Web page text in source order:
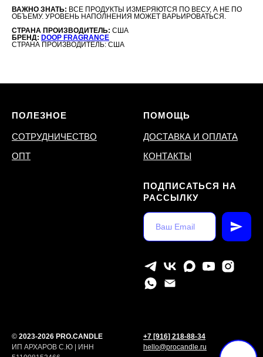
ВАЖНО ЗНАТЬ: ВСЕ ПРОДУКТЫ ИЗМЕРЯЮТСЯ ПО ВЕСУ, А НЕ ПО
ОБЪЕМУ. УРОВЕНЬ НАПОЛНЕНИЯ МОЖЕТ ВАРЬИРОВАТЬСЯ.
СТРАНА ПРОИЗВОДИТЕЛЬ: США
БРЕНД: DOOP FRAGRANCE
СТРАНА ПРОИЗВОДИТЕЛЬ: США
ПОЛЕЗНОЕ
СОТРУДНИЧЕСТВО
ОПТ
ПОМОЩЬ
ДОСТАВКА И ОПЛАТА
КОНТАКТЫ
ПОДПИСАТЬСЯ НА
РАССЫЛКУ
© 2023-2026 PRO.CANDLE
ИП АРХАРОВ С.Ю | ИНН
+7 [916] 218-88-34
hello@procandle.ru